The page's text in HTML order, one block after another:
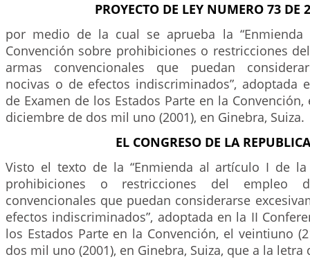
PROYECTO DE LEY NUMERO 73 DE
por medio de la cual se aprueba la
Convención sobre prohibiciones o restricciones
armas convencionales que puedan
nocivas o de efectos indiscriminados”, adoptada
de Examen de los Estados Parte en la
diciembre de dos mil uno (2001), en Ginebra, Suiza.
EL CONGRESO DE LA REPUBLICA
Visto el texto de la “Enmienda al artículo I de la
prohibiciones o restricciones del empleo
convencionales que puedan considerarse
efectos indiscriminados”, adoptada en la II
los Estados Parte en la Convención, el veintiuno
dos mil uno (2001), en Ginebra, Suiza, que a la letra